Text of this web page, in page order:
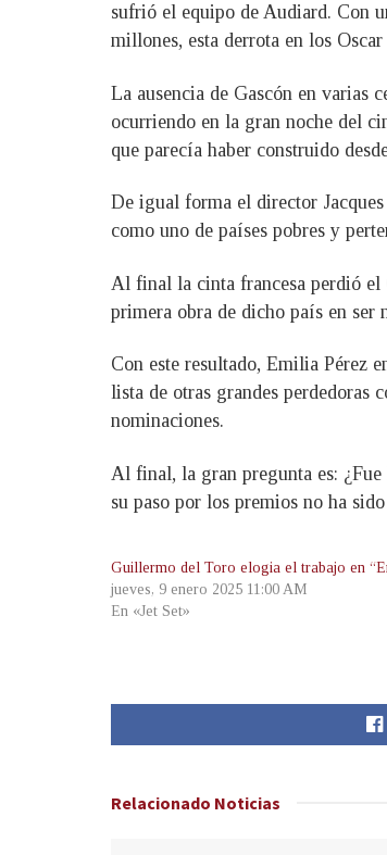
sufrió el equipo de Audiard. Con
millones, esta derrota en los
La ausencia de Gascón en varias
ocurriendo en la gran noche del
que parecía haber construido
De igual forma el director
como uno de países pobres y
Al final la cinta francesa perdió
primera obra de dicho país en ser
Con este resultado, Emilia Pérez
lista de otras grandes perdedoras
nominaciones.
Al final, la gran pregunta es:
su paso por los premios no ha
Guillermo del Toro elogia el trabajo en
jueves, 9 enero 2025 11:00 AM
En «Jet Set»
Relacionado Noticias